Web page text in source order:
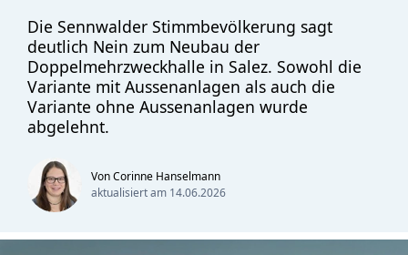
Die Sennwalder Stimmbevölkerung sagt
deutlich Nein zum Neubau der
Doppelmehrzweckhalle in Salez. Sowohl die
Variante mit Aussenanlagen als auch die
Variante ohne Aussenanlagen wurde
abgelehnt.
Von Corinne Hanselmann
aktualisiert am 14.06.2026